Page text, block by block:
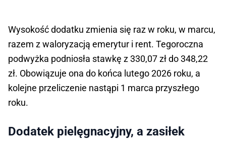
Wysokość dodatku zmienia się raz w roku, w marcu,
razem z waloryzacją emerytur i rent. Tegoroczna
podwyżka podniosła stawkę z 330,07 zł do 348,22
zł. Obowiązuje ona do końca lutego 2026 roku, a
kolejne przeliczenie nastąpi 1 marca przyszłego
roku.
Dodatek pielęgnacyjny, a zasiłek